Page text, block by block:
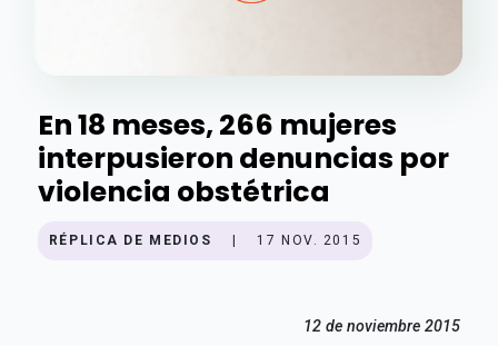
En 18 meses, 266 mujeres
interpusieron denuncias por
violencia obstétrica
RÉPLICA DE MEDIOS 17 NOV. 2015
12 de noviembre 2015